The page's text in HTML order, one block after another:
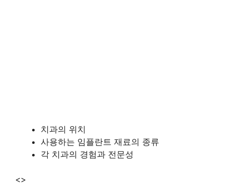
치과의 위치
사용하는 임플란트 재료의 종류
각 치과의 경험과 전문성
<>